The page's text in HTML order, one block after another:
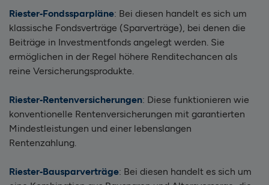
Riester‑Fondssparpläne: Bei diesen handelt es sich um
klassische Fondsverträge (Sparverträge), bei denen die
Beiträge in Investmentfonds angelegt werden. Sie
ermöglichen in der Regel höhere Renditechancen als
reine Versicherungsprodukte.
Riester‑Rentenversicherungen: Diese funktionieren wie
konventionelle Rentenversicherungen mit garantierten
Mindestleistungen und einer lebenslangen
Rentenzahlung.
Riester‑Bausparverträge: Bei diesen handelt es sich um